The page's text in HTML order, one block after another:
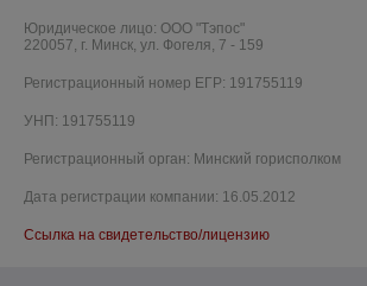
Юридическое лицо: ООО "Тэпос"
220057, г. Минск, ул. Фогеля, 7 - 159
Регистрационный номер ЕГР: 191755119
УНП: 191755119
Регистрационный орган: Минский горисполком
Дата регистрации компании: 16.05.2012
Ссылка на свидетельство/лицензию